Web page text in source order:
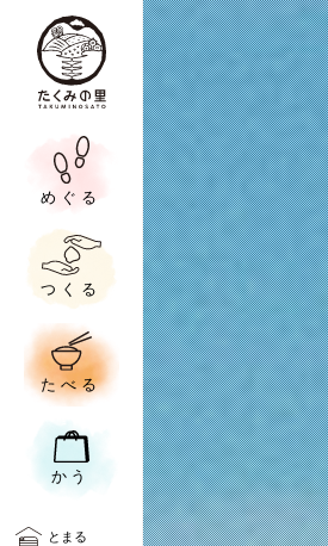
めぐる
つくる
たべる
かう
とまる